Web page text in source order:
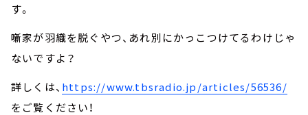
す。
噺家が羽織を脱ぐやつ、あれ別にかっこつけてるわけじゃ
ないですよ？
詳しくは、 https://www.tbsradio.jp/articles/56536/
をご覧ください！